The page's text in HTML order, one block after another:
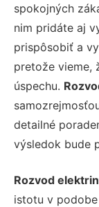
spokojných
nim pridáte aj
prispôsobiť a
pretože vieme,
úspechu.
detailné
výsledok bude
Rozvod
istotu v